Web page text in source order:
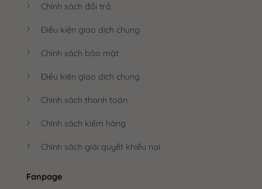
Chính sách đổi trả
Điều kiện giao dịch chung
Chính sách bảo mật
Điều kiện giao dịch chung
Chính sách thanh toán
Chính sách kiểm hàng
Chính sách giải quyết khiếu nại
Fanpage